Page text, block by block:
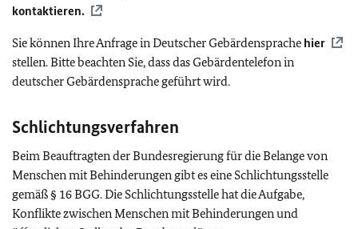
kontaktieren.
Sie können Ihre Anfrage in Deutscher Gebärdensprache hier
stellen. Bitte beachten Sie, dass das Gebärdentelefon in
deutscher Gebärdensprache geführt wird.
Schlichtungsverfahren
Beim Beauftragten der Bundesregierung für die Belange von
Menschen mit Behinderungen gibt es eine Schlichtungsstelle
gemäß § 16 BGG. Die Schlichtungsstelle hat die Aufgabe,
Konflikte zwischen Menschen mit Behinderungen und